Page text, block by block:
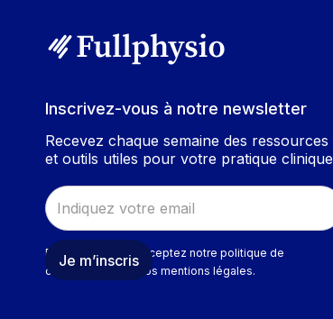
Inscrivez-vous à notre newsletter
Recevez chaque semaine des ressources
et outils utiles pour votre pratique clinique
En validant, vous acceptez notre politique de
confidentialité et nos mentions légales.